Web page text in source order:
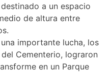
a un espacio
de altura entre
importante lucha, los
Cementerio, lograron
en un Parque